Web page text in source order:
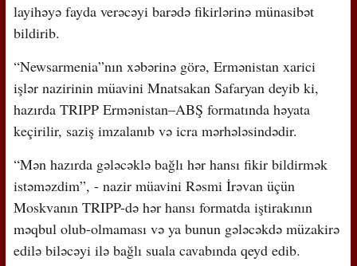
layihəyə fayda verəcəyi barədə fikirlərinə münasibət
bildirib.
“Newsarmenia”nın xəbərinə görə, Ermənistan xarici
işlər nazirinin müavini Mnatsakan Safaryan deyib ki,
hazırda TRIPP Ermənistan–ABŞ formatında həyata
keçirilir, saziş imzalanıb və icra mərhələsindədir.
“Mən hazırda gələcəklə bağlı hər hansı fikir bildirmək
istəməzdim”, - nazir müavini Rəsmi İrəvan üçün
Moskvanın TRIPP-də hər hansı formatda iştirakının
məqbul olub-olmaması və ya bunun gələcəkdə müzakirə
edilə biləcəyi ilə bağlı suala cavabında qeyd edib.